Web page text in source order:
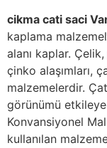
cikma cati saci
kaplama
alanı kaplar.
çinko alaşımları,
malzemelerdir.
görünümü
Konvansiyonel
kullanılan